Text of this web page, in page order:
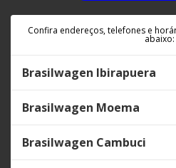
Confira endereços, telefones e
abaixo:
Brasilwagen Ibirapuera
Brasilwagen Moema
Brasilwagen Cambuci